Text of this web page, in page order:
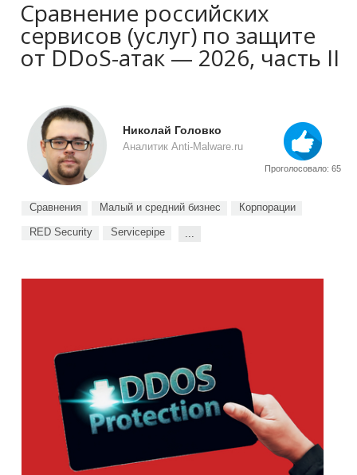
Сравнение российских
сервисов (услуг) по защите
от DDoS-атак — 2026, часть II
Николай Головко
Аналитик Anti-Malware.ru
Проголосовало: 65
Сравнения Малый и средний бизнес Корпорации
RED Security Servicepipe ...